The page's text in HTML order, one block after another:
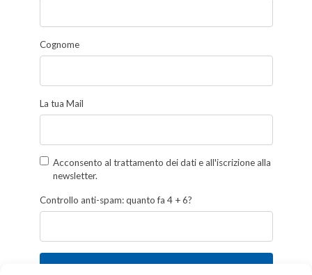
Cognome
La tua Mail
Acconsento al trattamento dei dati e all'iscrizione alla
newsletter.
Controllo anti-spam: quanto fa 4 + 6?
Iscriviti